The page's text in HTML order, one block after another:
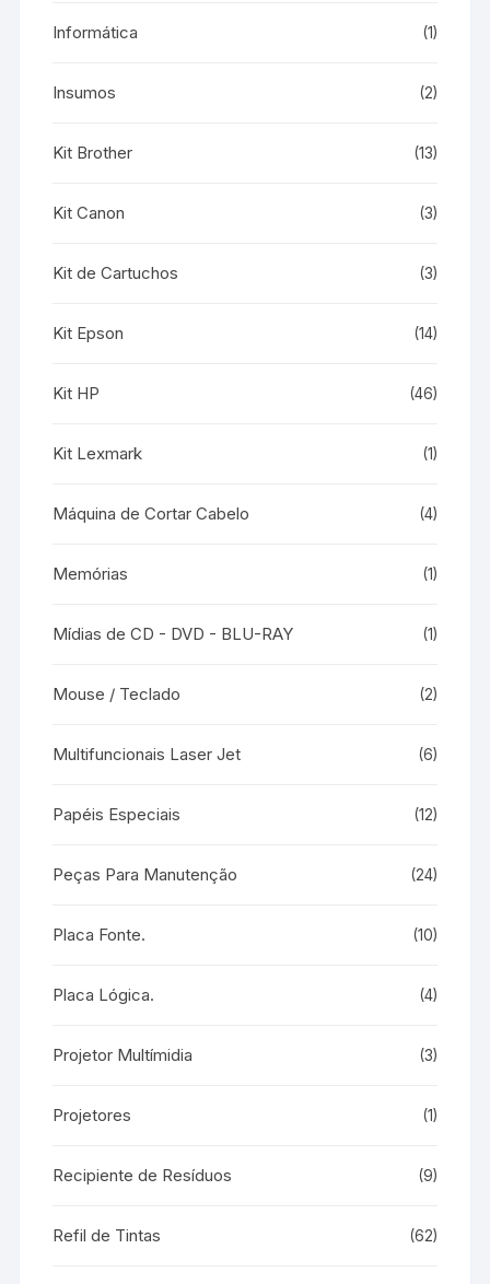
Informática (1)
Insumos (2)
Kit Brother (13)
Kit Canon (3)
Kit de Cartuchos (3)
Kit Epson (14)
Kit HP (46)
Kit Lexmark (1)
Máquina de Cortar Cabelo (4)
Memórias (1)
Mídias de CD - DVD - BLU-RAY (1)
Mouse / Teclado (2)
Multifuncionais Laser Jet (6)
Papéis Especiais (12)
Peças Para Manutenção (24)
Placa Fonte. (10)
Placa Lógica. (4)
Projetor Multímidia (3)
Projetores (1)
Recipiente de Resíduos (9)
Refil de Tintas (62)